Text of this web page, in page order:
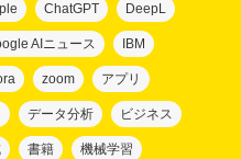
ChatGPT DeepL
AIニュース IBM
zoom アプリ
データ分析 ビジネス
書籍 機械学習